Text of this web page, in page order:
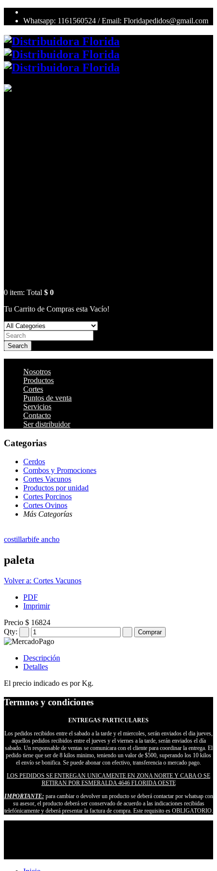
Whatsapp: 1161560524 / Email: Floridapedidos@gmail.com
0 item: Total $ 0
Tu Carrito de Compras esta Vacío!
Search
Nosotros
Productos
Cortes
Puntos de venta
Servicios
Contacto
Ser distribuidor
Categorias
Cerdos
Combos y Promociones
Cortes Vacunos
Productos por unidad
Cortes Porcinos
Cortes Ovinos
Más Categorías
costillarbife ancho
paleta
Volver a: Cortes Vacunos
PDF
Imprimir
Precio $ 16824
Qty:
Descripción
Detalles
El precio indicado es por Kg.
Termnos y condiciones
ENTREGAS PARTICULARES
Los pedidos recibidos entre el sabado a la tarde y el miercoles, serán enviados el dia jueves,
aquellos pedidos recibidos entre el jueves y el viernes a la tarde, serán enviados el día
sabado. Un responsable de ventas se comunicara con el cliente para coordinar la entrega. El
pedido tiene que ser de 8 kilos minimo, teniendo un valor de $500, superando los 10 kilos
el envío se bonifica. Se puede abonar con efectivo, transferencia o mercado pago.
LOS PEDIDOS SE ENTREGAN UNICAMENTE EN ZONA NORTE Y CABA O SE
RETIRAN POR ESMERALDA 4646 FLORIDA OESTE
IMPORTANTE: para cambiar o devolver un producto se deberá contactar por whatsap con
su asesor, el producto deberá ser conservado de acuerdo a las indicaciones recibidas
telefónicamente y deberá presentar la factura de compra. Este requisito es OBLIGATORIO.